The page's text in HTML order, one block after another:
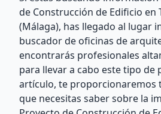
de Construcción de Edificio en
(Málaga), has llegado al lugar
buscador de oficinas de
encontrarás profesionales
para llevar a cabo este tipo de
artículo, te proporcionaremos
que necesitas saber sobre la